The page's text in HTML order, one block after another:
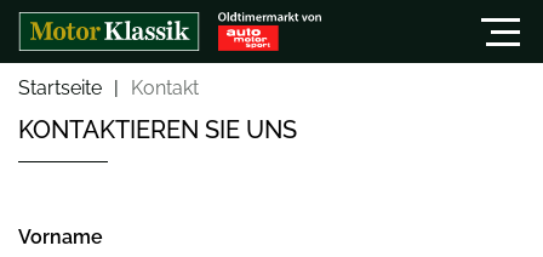
Startseite Kontakt
KONTAKTIEREN SIE UNS
Vorname